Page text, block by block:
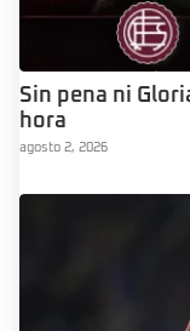
Sin pena ni
hora
agosto 2, 2026